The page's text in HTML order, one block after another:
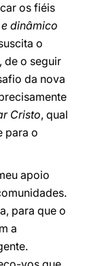
os fiéis
dinâmico
o
de o seguir
da nova
Cristo, qual
para o
apoio
para que o
a